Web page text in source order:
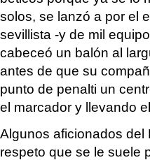
solos, se lanzó a por el
sevillista -y de mil
cabeceó un balón al
antes de que su
punto de penalti un
el marcador y llevando
Algunos aficionados
respeto que se le suele